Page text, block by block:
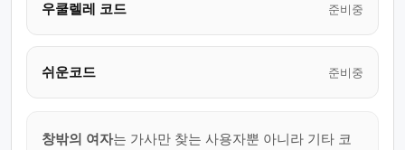
우쿨렐레 코드 준비중
쉬운코드 준비중
창밖의 여자는 가사만 찾는 사용자뿐 아니라 기타 코